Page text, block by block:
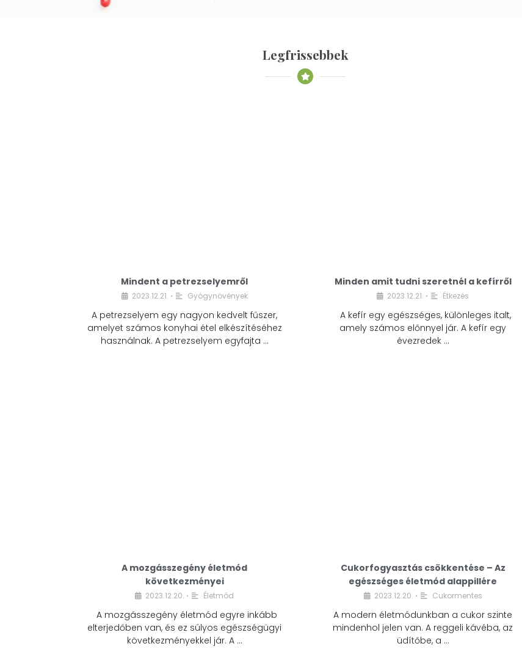
Legfrissebbek
Mindent a petrezselyemről
2023.12.21. • Gyógynövények
A petrezselyem egy nagyon kedvelt fűszer,
amelyet számos konyhai étel elkészítéséhez
használnak. A petrezselyem egyfajta …
Minden amit tudni szeretnél a kefírről
2023.12.21. • Étkezés
A kefír egy egészséges, különleges italt,
amely számos előnnyel jár. A kefír egy
évezredek …
A mozgásszegény életmód
következményei
2023.12.20. • Életmód
A mozgásszegény életmód egyre inkább
elterjedőben van, és ez súlyos egészségügyi
következményekkel jár. A …
Cukorfogyasztás csökkentése – Az
egészséges életmód alappillére
2023.12.20. • Cukormentes
A modern életmódunkban a cukor szinte
mindenhol jelen van. A reggeli kávéba, az
üdítőbe, a …
Cukorfogyasztás
egészséges életmód
alappillére